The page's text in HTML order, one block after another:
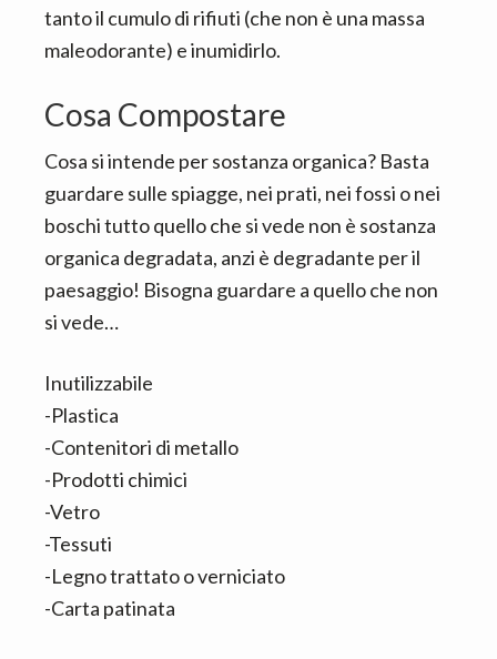
tanto il cumulo di rifiuti (che non è una massa
maleodorante) e inumidirlo.
Cosa Compostare
Cosa si intende per sostanza organica? Basta
guardare sulle spiagge, nei prati, nei fossi o nei
boschi tutto quello che si vede non è sostanza
organica degradata, anzi è degradante per il
paesaggio! Bisogna guardare a quello che non
si vede…
Inutilizzabile
-Plastica
-Contenitori di metallo
-Prodotti chimici
-Vetro
-Tessuti
-Legno trattato o verniciato
-Carta patinata